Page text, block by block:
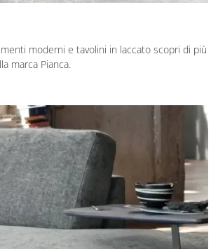
moderni e tavolini in laccato scopri di più
marca Pianca.